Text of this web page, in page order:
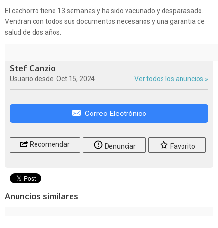
El cachorro tiene 13 semanas y ha sido vacunado y desparasado.
Vendrán con todos sus documentos necesarios y una garantía de
salud de dos años.
Stef Canzio
Usuario desde: Oct 15, 2024 Ver todos los anuncios »
Correo Electrónico
Recomendar Denunciar Favorito
Anuncios similares